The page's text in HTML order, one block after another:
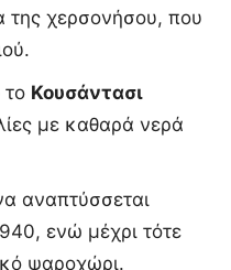
της χερσονήσου, που
Κουσάντασι
με καθαρά νερά
αναπτύσσεται
ενώ μέχρι τότε
ψαροχώρι.